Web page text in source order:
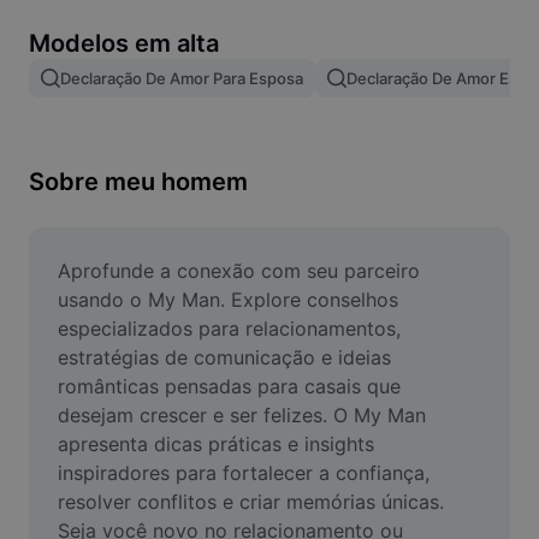
Mesclar imagens
Redimensionar Imagem
Criador de Memes
AI Text Remover
AI People Remover
AI Inpainting
Face Cutout
Modelos em alta
Declaração De Amor Para Esposa Declaração De Amor
Sobre meu homem
Aprofunde a conexão com seu parceiro
usando o My Man. Explore conselhos
especializados para relacionamentos,
estratégias de comunicação e ideias
românticas pensadas para casais que
desejam crescer e ser felizes. O My Man
apresenta dicas práticas e insights
inspiradores para fortalecer a confiança,
resolver conflitos e criar memórias únicas.
Seja você novo no relacionamento ou